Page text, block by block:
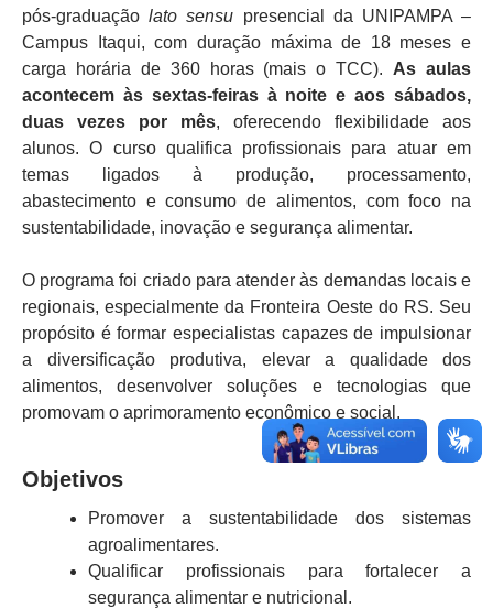
pós-graduaçãolato sensu presencial da UNIPAMPA –
Campus Itaqui, com duração máxima de 18 meses e
carga horária de 360 horas (mais o TCC). As aulas
acontecem às sextas-feiras à noite e aos sábados,
duas vezes por mês, oferecendo flexibilidade aos
alunos.
O curso qualifica profissionais para atuar em
temas ligados à produção, processamento,
abastecimento e consumo de alimentos, com foco na
sustentabilidade, inovação e segurança alimentar.
O programa foi criado para atender às demandas locais e
regionais, especialmente da Fronteira Oeste do RS. Seu
propósito é formar especialistas capazes de impulsionar
a diversificação produtiva, elevar a qualidade dos
alimentos, desenvolver soluções e tecnologias que
promovam o aprimoramento econômico e social.
Objetivos
Promover a sustentabilidade dos sistemas
agroalimentares.
Qualificar profissionais para fortalecer a
segurança alimentar e nutricional.